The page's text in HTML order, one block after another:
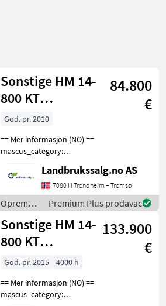
Sonstige HM 14-
800 KT
Flishugger
84.800
€
God. pr. 2010
== Mer informasjon (NO) ==
mascus_category:
provide reference number
upon request: 8100 See
en.landbrukssalg.no/8100
for more images Spe
Landbrukssalg.no AS
7080 H Trondheim – Tromsø
Oprema
za šumu i
obradu
drveta /
Sonstige
Premium Plus prodavac
Sonstige HM 14-
800 KT
Flishugger
133.900
€
God. pr. 2015
4000 h
== Mer informasjon (NO) ==
mascus_category: